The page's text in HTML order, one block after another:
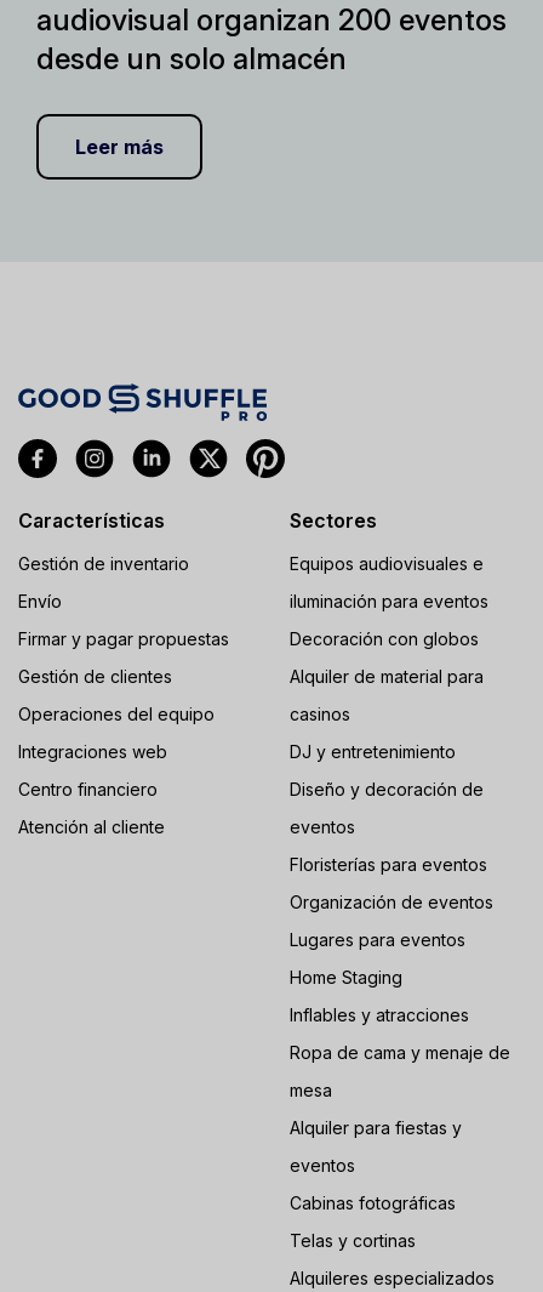
audiovisual organizan 200 eventos
desde un solo almacén
Leer más
Características
Gestión de inventario
Envío
Firmar y pagar propuestas
Gestión de clientes
Operaciones del equipo
Integraciones web
Centro financiero
Atención al cliente
Sectores
Equipos audiovisuales e
iluminación para eventos
Decoración con globos
Alquiler de material para
casinos
DJ y entretenimiento
Diseño y decoración de
eventos
Floristerías para eventos
Organización de eventos
Lugares para eventos
Home Staging
Inflables y atracciones
Ropa de cama y menaje de
mesa
Alquiler para fiestas y
eventos
Cabinas fotográficas
Telas y cortinas
Alquileres especializados